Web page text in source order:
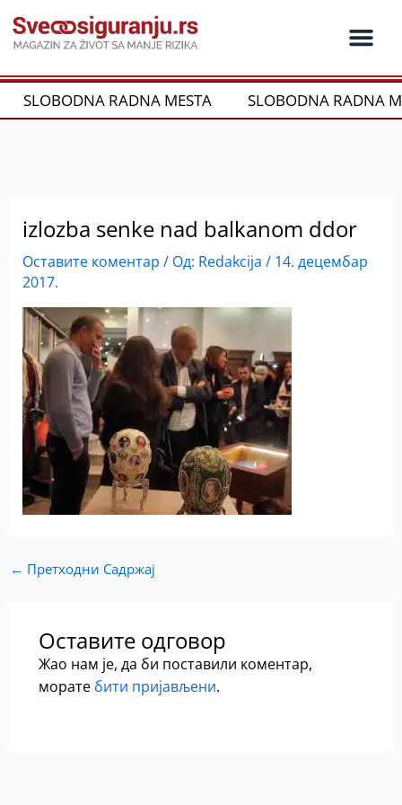
на
садржај
SLOBODNA RADNA MESTA SLOBODNA RADNA
izlozba senke nad balkanom ddor
Оставите коментар / Од: Redakcija / 14. децембар
2017.
← Претходни Садржај
Оставите одговор
Жао нам је, да би поставили коментар,
морате бити пријављени.